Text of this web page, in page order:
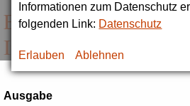
Informationen zum Datenschutz
folgenden Link: Datenschutz
Erlauben Ablehnen
Eine Entscheidung
Institutionellen
Ausgabe